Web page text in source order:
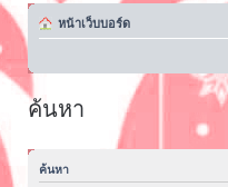
หน้าเว็บบอร์ด
ค้นหา
ค้นหา